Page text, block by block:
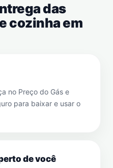
das
cozinha em
no Preço do Gás e
para baixar e usar o
de você